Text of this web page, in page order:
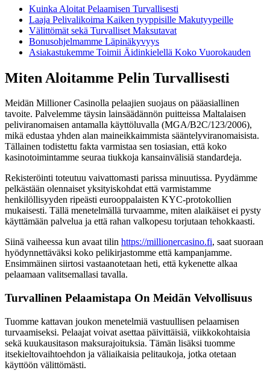
Kuinka Aloitat Pelaamisen Turvallisesti
Laaja Pelivalikoima Kaiken tyyppisille Makutyypeille
Välittömät sekä Turvalliset Maksutavat
Bonusohjelmamme Läpinäkyvyys
Asiakastukemme Toimii Äidinkielellä Koko Vuorokauden
Miten Aloitamme Pelin Turvallisesti
Meidän Millioner Casinolla pelaajien suojaus on pääasiallinen
tavoite. Palvelemme täysin lainsäädännön puitteissa Maltalaisen
peliviranomaisen antamalla käyttöluvalla (MGA/B2C/123/2006),
mikä edustaa yhden alan maineikkaimmista sääntelyviranomaisista.
Tällainen todistettu fakta varmistaa sen tosiasian, että koko
kasinotoimintamme seuraa tiukkoja kansainvälisiä standardeja.
Rekisteröinti toteutuu vaivattomasti parissa minuutissa. Pyydämme
pelkästään olennaiset yksityiskohdat että varmistamme
henkilöllisyyden ripeästi eurooppalaisten KYC-protokollien
mukaisesti. Tällä menetelmällä turvaamme, miten alaikäiset ei pysty
käyttämään palvelua ja että rahan valkopesu torjutaan tehokkaasti.
Siinä vaiheessa kun avaat tilin https://millionercasino.fi, saat suoraan
hyödynnettäväksi koko pelikirjastomme että kampanjamme.
Ensimmäinen siirtosi vastaanotetaan heti, että kykenette alkaa
pelaamaan valitsemallasi tavalla.
Turvallinen Pelaamistapa On Meidän Velvollisuus
Tuomme kattavan joukon menetelmiä vastuullisen pelaamisen
turvaamiseksi. Pelaajat voivat asettaa päivittäisiä, viikkokohtaisia
sekä kuukausitason maksurajoituksia. Tämän lisäksi tuomme
itsekieltovaihtoehdon ja väliaikaisia pelitaukoja, jotka otetaan
käyttöön välittömästi.